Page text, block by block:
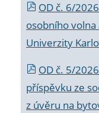
OD č. 6/
osobního
Univerzity
OD č. 5/
příspěvku ze
z úvěru na